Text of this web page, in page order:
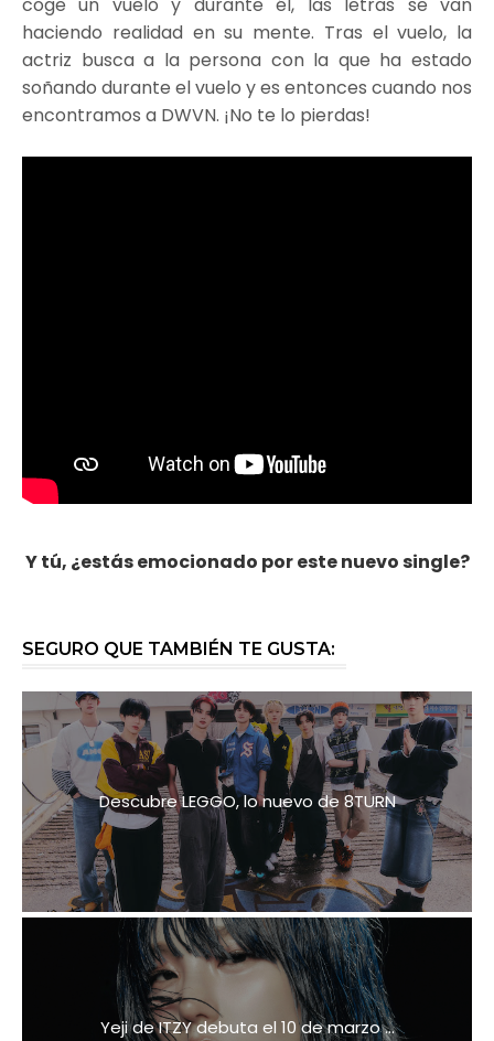
haciendo realidad en su mente. Tras el vuelo, la
actriz busca a la persona con la que ha estado
soñando durante el vuelo y es entonces cuando nos
encontramos a DWVN. ¡No te lo pierdas!
Y tú, ¿estás emocionado por este nuevo single?
SEGURO QUE TAMBIÉN TE GUSTA:
Descubre LEGGO, lo nuevo de 8TURN
Yeji de ITZY debuta el 10 de marzo ...